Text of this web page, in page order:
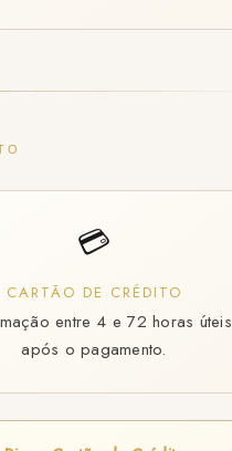
💳
CARTÃO DE CRÉDITO
entre 4 e 72 horas úteis
após o pagamento.